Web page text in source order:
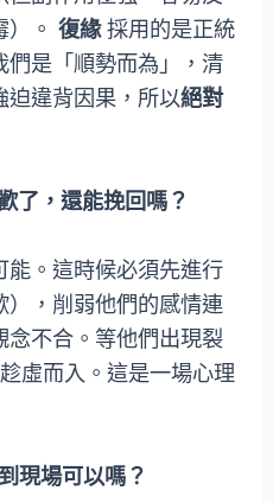
）。復緣採用的是正統
們是「順勢而為」，清
迫違背因果，所以絕對
了，還能挽回嗎？
能。這時候必須先進行
），削弱他們的感情連
念不合。等他們出現裂
趁虛而入。這是一場心理
現場可以嗎？